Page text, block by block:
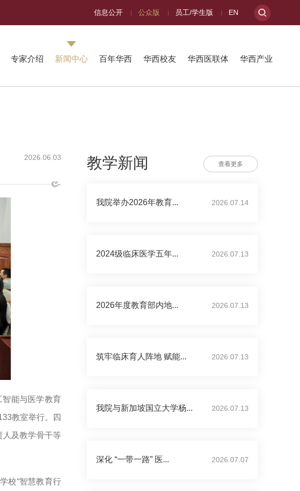
信息公开 公众版 员工/学生版 EN
专家介绍 新闻中心 百年华西 华西校友 华西医联体 华西产业
2026.06.03
能与医学教育
教室举行。四
人及教学骨干等
校“智慧教育行
教学新闻 查看更多
我院举办2026年教育... 2026.07.14
2024级临床医学五年... 2026.07.13
2026年度教育部内地... 2026.07.13
筑牢临床育人阵地 赋能... 2026.07.13
我院与新加坡国立大学杨... 2026.07.13
深化 “一带一路” 医... 2026.07.07